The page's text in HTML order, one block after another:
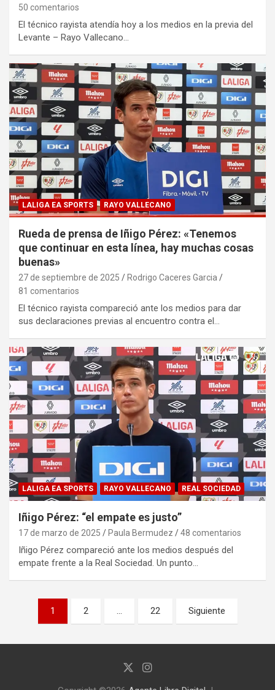
50 comentarios
El técnico rayista atendía hoy a los medios en la previa del
Levante – Rayo Vallecano…
LALIGA EA SPORTS RAYO VALLECANO
Rueda de prensa de Iñigo Pérez: «Tenemos
que continuar en esta línea, hay muchas cosas
buenas»
27 de septiembre de 2025
Rodrigo Caceres Garcia
81 comentarios
El técnico rayista compareció ante los medios para dar
sus declaraciones previas al encuentro contra el…
LALIGA EA SPORTS RAYO VALLECANO REAL SOCIEDAD
Iñigo Pérez: “el empate es justo”
17 de marzo de 2025 Paula Bermudez 48 comentarios
Iñigo Pérez compareció ante los medios después del
empate frente a la Real Sociedad. Un punto…
Paginación
entradas
1 2 … 22 Siguiente